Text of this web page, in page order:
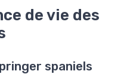
de vie des
spaniels